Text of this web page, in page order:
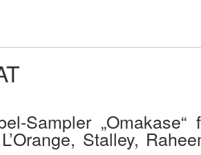
Sampler „Omakase“
Stalley,